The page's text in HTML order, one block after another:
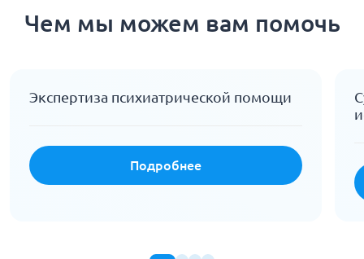
Чем мы можем вам помочь
Экспертиза психиатрической помощи
Подробнее